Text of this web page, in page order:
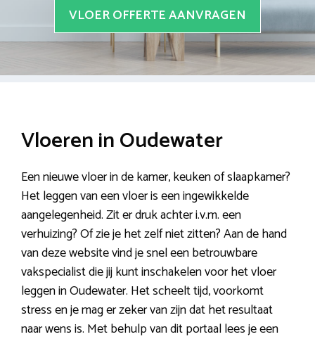
VLOER OFFERTE AANVRAGEN
Vloeren in Oudewater
Een nieuwe vloer in de kamer, keuken of slaapkamer?
Het leggen van een vloer is een ingewikkelde
aangelegenheid. Zit er druk achter i.v.m. een
verhuizing? Of zie je het zelf niet zitten? Aan de hand
van deze website vind je snel een betrouwbare
vakspecialist die jij kunt inschakelen voor het vloer
leggen in Oudewater. Het scheelt tijd, voorkomt
stress en je mag er zeker van zijn dat het resultaat
naar wens is. Met behulp van dit portaal lees je een